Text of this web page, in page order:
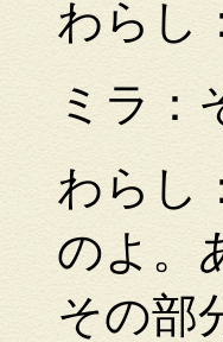
わらし
ミラ：
わ らし
のよ。
その部